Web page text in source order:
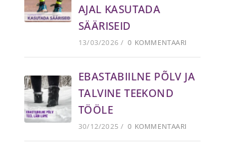
AJAL KASUTADA
SÄÄRISEID
13/03/2026 / 0 KOMMENTAARI
EBASTABIILNE PÕLV JA
TALVINE TEEKOND
TÖÖLE
30/12/2025 / 0 KOMMENTAARI